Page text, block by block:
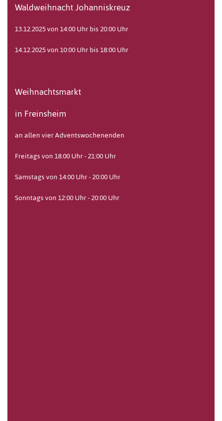
Waldweihnacht Johanniskreuz
13.12.2025 von 14:00 Uhr bis 20:00 Uhr
14.12.2025 von 10:00 Uhr bis 18:00 Uhr
Weihnachtsmarkt
in Freinsheim
an allen vier Adventswochenenden
Freitags von 18:00 Uhr - 21:00 Uhr
Samstags von 14:00 Uhr - 20:00 Uhr
Sonntags von 12:00 Uhr - 20:00 Uhr